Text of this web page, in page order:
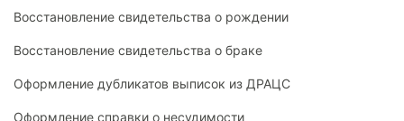
Восстановление свидетельства о рождении
Восстановление свидетельства о браке
Оформление дубликатов выписок из ДРАЦС
Оформление справки о несудимости